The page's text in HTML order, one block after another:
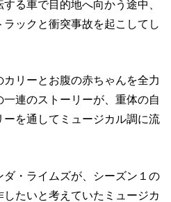
る車で目的地へ向かう途中、
ックと衝突事故を起こしてし
リーとお腹の赤ちゃんを全力
連のストーリーが、重体の自
を通してミュージカル調に流
・ライムズが、シーズン１の
たいと考えていたミュージカ